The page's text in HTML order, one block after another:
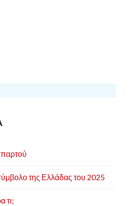
της Ελλάδας του 2025
τι;